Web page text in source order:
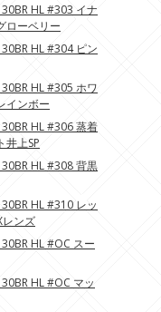
HL #303 イナ
ローベリー
HL #304 ピン
HL #305 ホワ
インボー
HL #306 蒸着
井上SP
HL #308 背黒
HL #310 レッ
レンズ
HL #OC スー
HL #OC マッ